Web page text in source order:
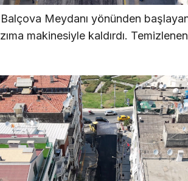
Balçova Meydanı yönünden
makinesiyle kaldırdı.